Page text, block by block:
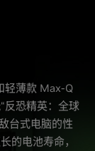
轻薄款 Max-Q
反恐精英：全球
台式电脑的性
的电池寿命，